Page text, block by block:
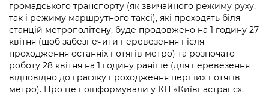
Рішення та розпорядження
Проєкти розпоряджень, що
перебувають на погодженні КМВА
Рішення Київради
Контактна інформація
Освіта та навчальні заклади
Дороги, транспорт та парковки
Навколишнє середовище міста
Містобудування та земельні ділянки
Громадська експертиза
Громадський бюджет
Консультації з громадськістю
Громадська рада
Інформація з обмеженим доступом
Подати запит онлайн
Проекти нормативно-правових та
інших актів
Медіагалерея
Підписатися на новини та анонси від
КМДА / Subscribe to announcements
from the KCSA
Порядок акредитації медіа /
Портал Послуг
громадського транспорту (як звичайного режиму руху,
так і режиму маршрутного таксі), які проходять біля
станцій метрополітену, буде продовжено на 1 годину 27
квітня (щоб забезпечити перевезення після
проходження останніх потягів метро) та розпочато
роботу 28 квітня на 1 годину раніше (для перевезення
відповідно до графіку проходження перших потягів
метро). Про це поінформували у КП «Київпастранс».